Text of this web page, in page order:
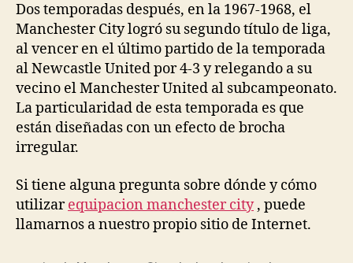
Dos temporadas después, en la 1967-1968, el
Manchester City logró su segundo título de liga,
al vencer en el último partido de la temporada
al Newcastle United por 4-3 y relegando a su
vecino el Manchester United al subcampeonato.
La particularidad de esta temporada es que
están diseñadas con un efecto de brocha
irregular.
Si tiene alguna pregunta sobre dónde y cómo
utilizarequipacion manchester city, puede
llamarnos a nuestro propio sitio de Internet.